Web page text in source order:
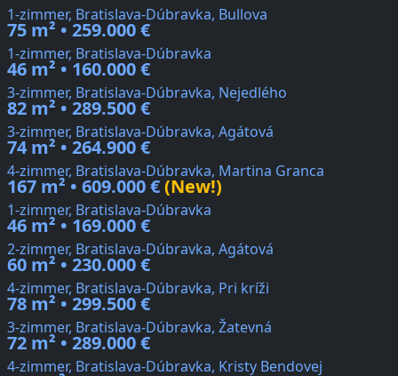
1-zimmer, Bratislava-Dúbravka, Bullova
75 m² • 259.000 €
1-zimmer, Bratislava-Dúbravka
46 m² • 160.000 €
3-zimmer, Bratislava-Dúbravka, Nejedlého
82 m² • 289.500 €
3-zimmer, Bratislava-Dúbravka, Agátová
74 m² • 264.900 €
4-zimmer, Bratislava-Dúbravka, Martina Granca
167 m² • 609.000 €(New!)
1-zimmer, Bratislava-Dúbravka
46 m² • 169.000 €
2-zimmer, Bratislava-Dúbravka, Agátová
60 m² • 230.000 €
4-zimmer, Bratislava-Dúbravka, Pri kríži
78 m² • 299.500 €
3-zimmer, Bratislava-Dúbravka, Žatevná
72 m² • 289.000 €
4-zimmer, Bratislava-Dúbravka, Kristy Bendovej